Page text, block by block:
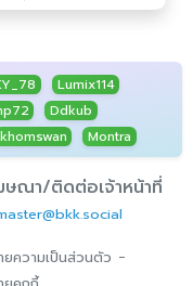
Lumix114
Ddkub
khomswan Montra
ษณา/ติดต่อเจ้าหน้าที่
ยความเป็นส่วนตัว -